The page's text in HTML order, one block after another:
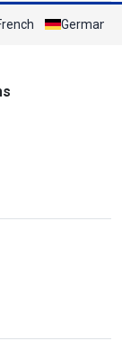
German